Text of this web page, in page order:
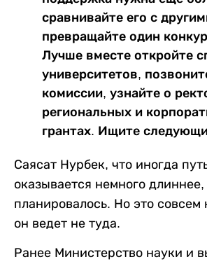
сравнивайте его с
превращайте один
Лучше вместе откройте
университетов,
комиссии, узнайте о
региональных и
грантах. Ищите
Саясат Нурбек, что иногда
оказывается немного
планировалось. Но это совсем
он ведет не туда.
Ранее Министерство науки и